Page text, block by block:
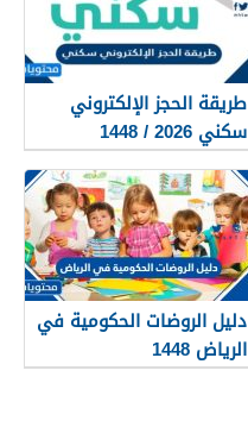
طريقة الحجز الإلكتروني
سكني 2026 / 1448
بالتفصيل
دليل الروضات الحكومية في
الرياض 1448